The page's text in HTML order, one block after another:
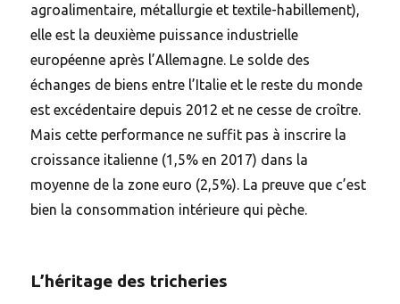
agroalimentaire, métallurgie et textile-habillement),
elle est la deuxième puissance industrielle
européenne après l’Allemagne. Le solde des
échanges de biens entre l’Italie et le reste du monde
est excédentaire depuis 2012 et ne cesse de croître.
Mais cette performance ne suffit pas à inscrire la
croissance italienne (1,5% en 2017) dans la
moyenne de la zone euro (2,5%). La preuve que c’est
bien la consommation intérieure qui pèche.
L’héritage des tricheries